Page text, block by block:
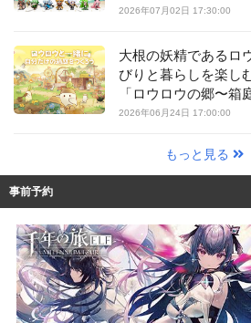
CKUP】
2026年07月02日 17:30:00
大根の妖精であるロ
びりと暮らしを楽し
「ロウロウの郷〜箱
し〜」【最新作
2026年06月24日 17:00:00
もっと見る
事前予約